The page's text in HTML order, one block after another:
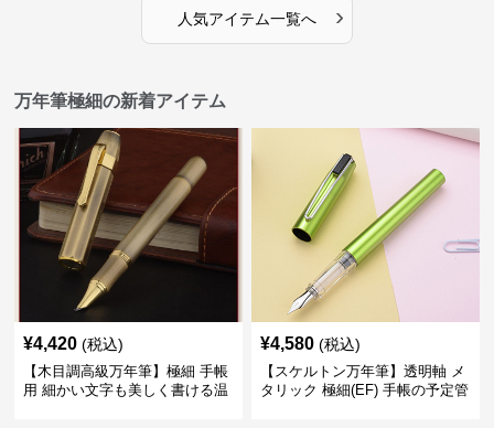
人気アイテム一覧へ ›
万年筆極細の新着アイテム
¥4,420 (税込)
【木目調高級万年筆】極細 手帳
用 細かい文字も美しく書ける温
¥4,580 (税込)
【スケルトン万年筆】透明軸 メ
タリック 極細(EF) 手帳の予定管